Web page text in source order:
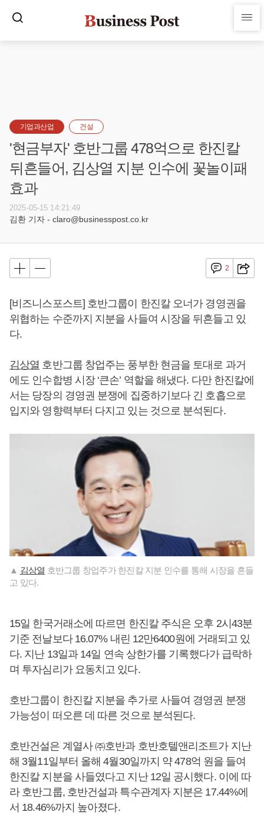
기업과산업 건설
'현금부자' 호반그룹 478억으로 한진칼
뒤흔들어, 김상열 지분 인수에 꽃놀이패
효과
2025-05-15 14:21:49
김환 기자 - claro@businesspost.co.kr
2
[비즈니스포스트] 호반그룹이 한진칼 오너가 경영권을
위협하는 수준까지 지분을 사들여 시장을 뒤흔들고 있
다.
김상열 호반그룹 창업주는 풍부한 현금을 토대로 과거
에도 인수합병 시장 ‘큰손’ 역할을 해냈다. 다만 한진칼에
서는 당장의 경영권 분쟁에 집중하기보다 긴 호흡으로
입지와 영향력부터 다지고 있는 것으로 분석된다.
▲ 김상열 호반그룹 창업주가 한진칼 지분 인수를 통해 시장을 흔들
고 있다.
15일 한국거래소에 따르면 한진칼 주식은 오후 2시43분
기준 전날보다 16.07% 내린 12만6400원에 거래되고 있
다. 지난 13일과 14일 연속 상한가를 기록했다가 급락하
며 투자심리가 요동치고 있다.
호반그룹이 한진칼 지분을 추가로 사들여 경영권 분쟁
가능성이 떠오른 데 따른 것으로 분석된다.
호반건설은 계열사 ㈜호반과 호반호텔앤리조트가 지난
해 3월11일부터 올해 4월30일까지 약 478억 원을 들여
한진칼 지분을 사들였다고 지난 12일 공시했다. 이에 따
라 호반그룹, 호반건설과 특수관계자 지분은 17.44%에
서 18.46%까지 높아졌다.